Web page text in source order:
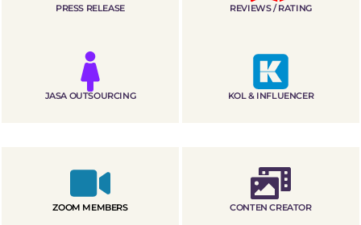
PRESS RELEASE REVIEWS / RATING
JASA OUTSOURCING KOL & INFLUENCER
ZOOM MEMBERS CONTEN CREATOR